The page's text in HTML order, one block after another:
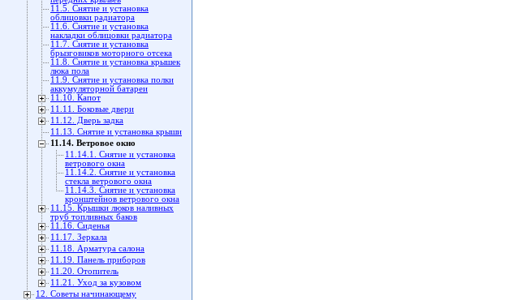
11.5. Снятие и установка
облицовки радиатора
11.6. Снятие и установка
накладки облицовки радиатора
11.7. Снятие и установка
брызговиков моторного отсека
11.8. Снятие и установка крышек
люка пола
11.9. Снятие и установка полки
аккумуляторной батареи
11.10. Капот
11.11. Боковые двери
11.12. Дверь задка
11.13. Снятие и установка крыши
11.14. Ветровое окно
11.14.1. Снятие и установка
ветрового окна
11.14.2. Снятие и установка
стекла ветрового окна
11.14.3. Снятие и установка
кронштейнов ветрового окна
11.15. Крышки люков наливных
труб топливных баков
11.16. Сиденья
11.17. Зеркала
11.18. Арматура салона
11.19. Панель приборов
11.20. Отопитель
11.21. Уход за кузовом
12. Советы начинающему